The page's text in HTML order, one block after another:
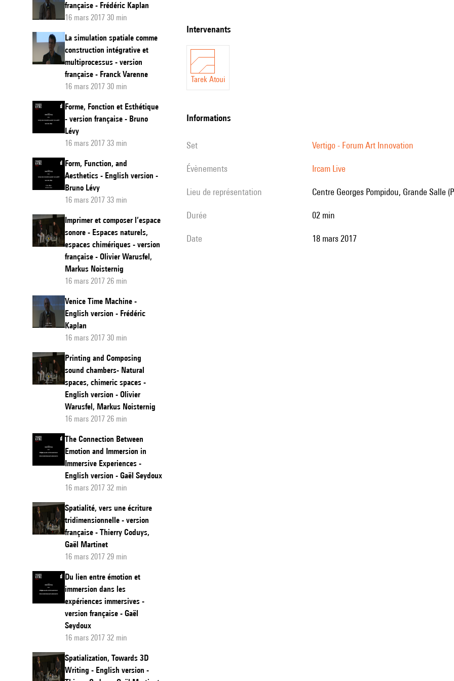
française - Frédéric Kaplan
16 mars 2017 30 min
La simulation spatiale comme
construction intégrative et
multiprocessus - version
française - Franck Varenne
16 mars 2017 30 min
Forme, Fonction et Esthétique
- version française - Bruno
Lévy
16 mars 2017 33 min
Form, Function, and
Aesthetics - English version -
Bruno Lévy
16 mars 2017 33 min
Imprimer et composer l’espace
sonore - Espaces naturels,
espaces chimériques - version
française - Olivier Warusfel,
Markus Noisternig
16 mars 2017 26 min
Venice Time Machine -
English version - Frédéric
Kaplan
16 mars 2017 30 min
Printing and Composing
sound chambers- Natural
spaces, chimeric spaces -
English version - Olivier
Warusfel, Markus Noisternig
16 mars 2017 26 min
The Connection Between
Emotion and Immersion in
Immersive Experiences -
English version - Gaël Seydoux
16 mars 2017 32 min
Spatialité, vers une écriture
tridimensionnelle - version
française - Thierry Coduys,
Gaël Martinet
16 mars 2017 29 min
Du lien entre émotion et
immersion dans les
expériences immersives -
version française - Gaël
Seydoux
16 mars 2017 32 min
Spatialization, Towards 3D
Writing - English version -
Atoui
intervenants
Tarek Atoui
informations
set Vertigo - Forum Art Innovation
évènements Ircam Live
Lieu de représentation Centre Georges Pompidou, Grande Salle
durée 02 min
date 18 mars 2017